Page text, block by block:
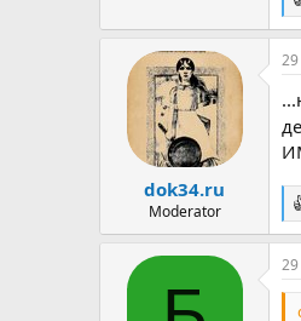
Р
е
а
к
и
и
:
dok34.ru
Moderator
Р
е
а
к
ц
и